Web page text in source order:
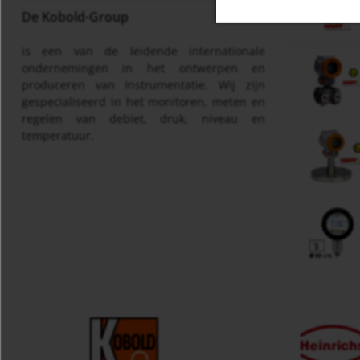
De Kobold-Group
is een van de leidende internationale
ondernemingen in het ontwerpen en
produceren van Instrumentatie. Wij zijn
gespecialiseerd in het monitoren, meten en
regelen van debiet, druk, niveau en